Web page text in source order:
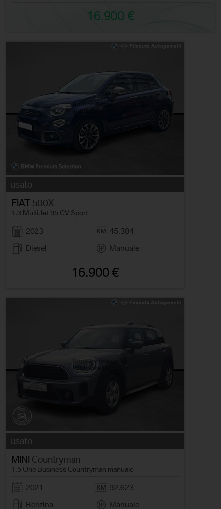
16.900 €
usato
FIAT 500X
1.3 MultiJet 95 CV Sport
2023
45.384
Diesel
Manuale
16.900 €
usato
MINI Countryman
1.5 One Business Countryman manuale
2021
92.623
Benzina
Manuale